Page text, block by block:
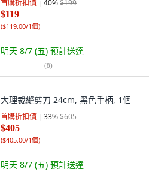
首購折扣價 40%$199
$119
($119.00/1個)
明天 8/7 (五) 預計送達
(8)
大理裁縫剪刀 24cm, 黑色手柄, 1個
首購折扣價 33%$605
$405
($405.00/1個)
明天 8/7 (五) 預計送達